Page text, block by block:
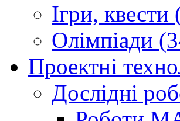
Ігри, квести
Олімпіади
Проектні
Дослідні